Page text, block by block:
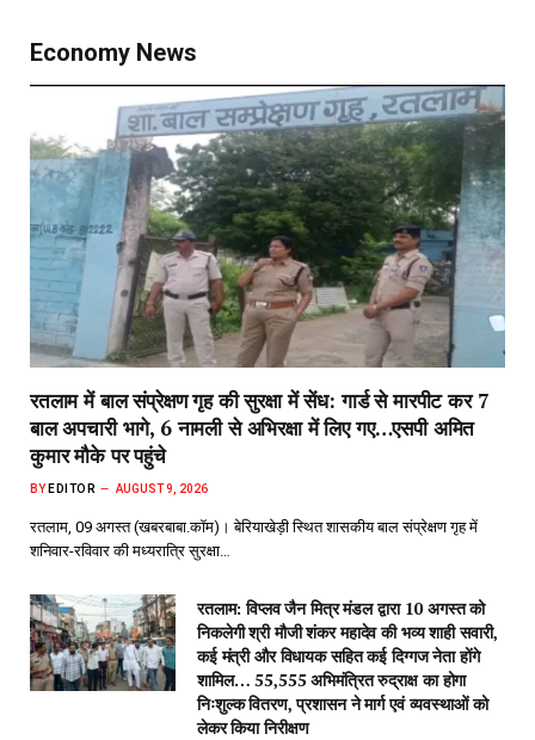
Economy News
रतलाम में बाल संप्रेक्षण गृह की सुरक्षा में सेंध: गार्ड से मारपीट कर 7
बाल अपचारी भागे, 6 नामली से अभिरक्षा में लिए गए…एसपी अमित
कुमार मौके पर पहुंचे
BY EDITOR AUGUST 9, 2026
रतलाम, 09 अगस्त (खबरबाबा.कॉम)। बेरियाखेड़ी स्थित शासकीय बाल संप्रेक्षण गृह में
शनिवार-रविवार की मध्यरात्रि सुरक्षा…
रतलाम: विप्लव जैन मित्र मंडल द्वारा 10 अगस्त को
निकलेगी श्री मौजी शंकर महादेव की भव्य शाही सवारी,
कई मंत्री और विधायक सहित कई दिग्गज नेता होंगे
शामिल… 55,555 अभिमंत्रित रुद्राक्ष का होगा
निःशुल्क वितरण, प्रशासन ने मार्ग एवं व्यवस्थाओं को
लेकर किया निरीक्षण